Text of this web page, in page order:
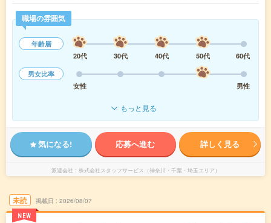
職場の雰囲気
年齢層
20代
30代 40代 50代
60代
男女比率
女性
男性
もっと見る
気になる! 応募へ進む 詳しく見る
派遣会社 株式会社スタッフサービス（神奈川・千葉・埼玉エリア）
未読
NEW
掲載日 2026/08/07